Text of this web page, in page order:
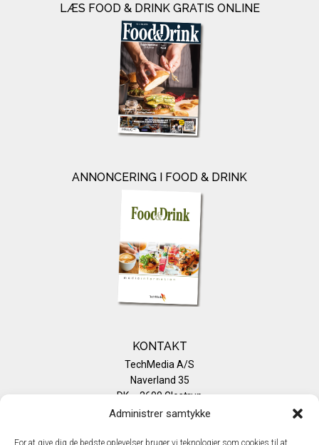
Administrer samtykke
For at give dig de bedste oplevelser bruger vi teknologier som cookies til at
LÆS FOOD & DRINK GRATIS ONLINE
ANNONCERING I FOOD & DRINK
KONTAKT
TechMedia A/S
Naverland 35
DK – 2600 Glostrup
www.techmedia.dk